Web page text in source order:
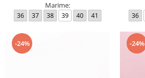
Marime:
36 37 38 39 40 41 36
-24% -24%